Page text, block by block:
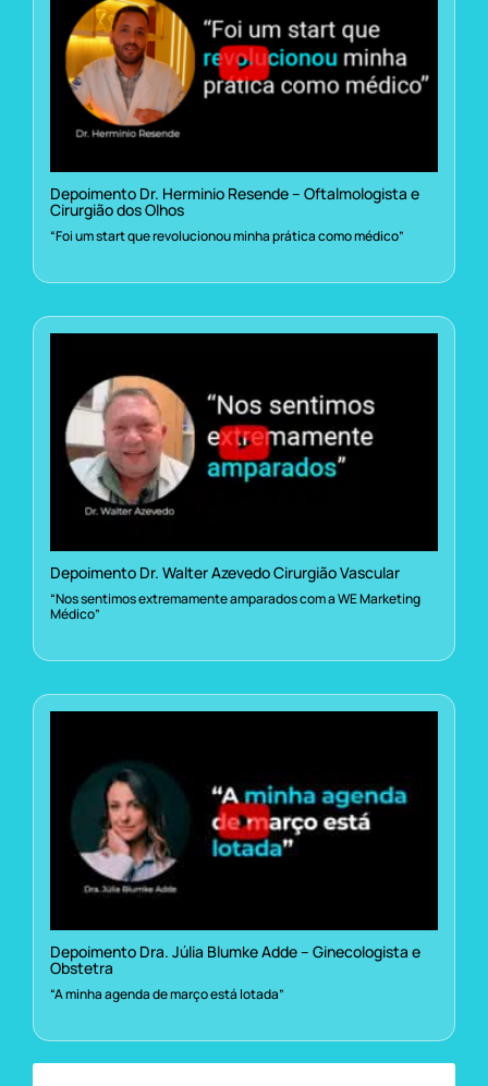
Depoimento Dr. Herminio Resende – Oftalmologista e
Cirurgião dos Olhos
“Foi um start que revolucionou minha prática como médico”
Depoimento Dr. Walter Azevedo Cirurgião Vascular
“Nos sentimos extremamente amparados com a WE Marketing
Médico”
Depoimento Dra. Júlia Blumke Adde – Ginecologista e
Obstetra
“A minha agenda de março está lotada”